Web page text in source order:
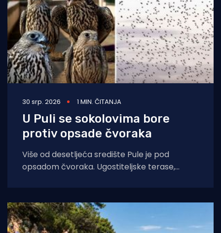
30 srp. 2026 1 MIN. ČITANJA
U Puli se sokolovima bore
protiv opsade čvoraka
Više od desetljeća središte Pule je pod
opsadom čvoraka. Ugostiteljske terase,